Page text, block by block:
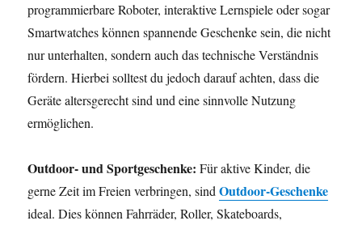
programmierbare Roboter, interaktive Lernspiele oder sogar
Smartwatches können spannende Geschenke sein, die nicht
nur unterhalten, sondern auch das technische Verständnis
fördern. Hierbei solltest du jedoch darauf achten, dass die
Geräte altersgerecht sind und eine sinnvolle Nutzung
ermöglichen.
Outdoor- und Sportgeschenke: Für aktive Kinder, die
gerne Zeit im Freien verbringen, sindOutdoor-Geschenke
ideal. Dies können Fahrräder, Roller, Skateboards,